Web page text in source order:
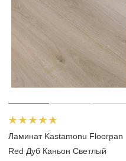
Ламинат Kastamonu Floorpan
Red Дуб Каньон Светлый